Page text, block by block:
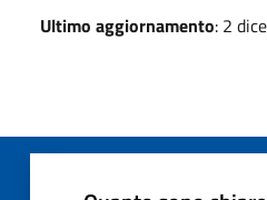
Ultimo aggiornamento: 2